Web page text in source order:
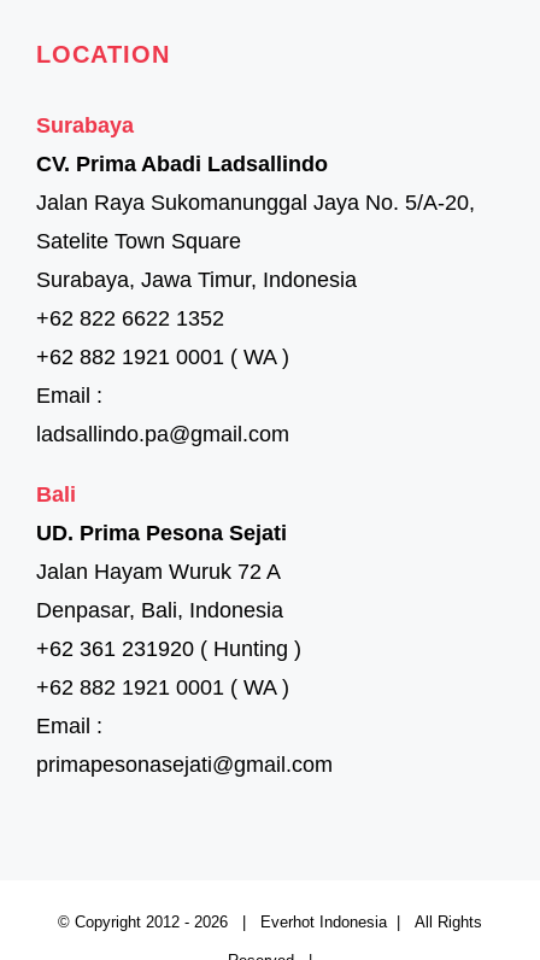
LOCATION
Surabaya
CV. Prima Abadi Ladsallindo
Jalan Raya Sukomanunggal Jaya No. 5/A-20,
Satelite Town Square
Surabaya, Jawa Timur, Indonesia
+62 822 6622 1352
+62 882 1921 0001 ( WA )
Email :
ladsallindo.pa@gmail.com
Bali
UD. Prima Pesona Sejati
Jalan Hayam Wuruk 72 A
Denpasar, Bali, Indonesia
+62 361 231920 ( Hunting )
+62 882 1921 0001 ( WA )
Email :
primapesonasejati@gmail.com
© Copyright 2012 - 2026 | Everhot Indonesia | All Rights